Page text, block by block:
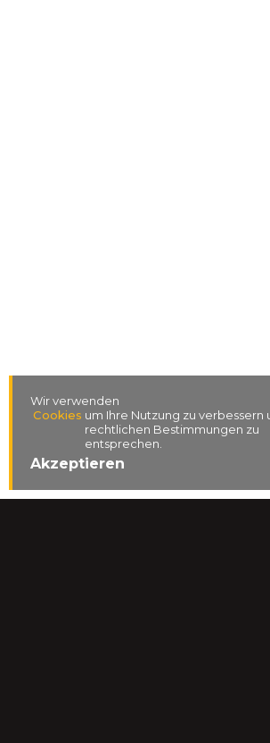
Wir verwenden
Cookies um Ihre Nutzung zu verbessern
rechtlichen Bestimmungen zu
entsprechen.
Akzeptieren